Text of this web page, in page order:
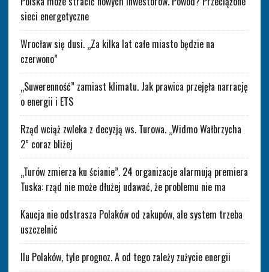
sieci energetyczne
Wrocław się dusi. „Za kilka lat całe miasto będzie na
czerwono”
„Suwerenność” zamiast klimatu. Jak prawica przejęła narrację
o energii i ETS
Rząd wciąż zwleka z decyzją ws. Turowa. „Widmo Wałbrzycha
2” coraz bliżej
„Turów zmierza ku ścianie”. 24 organizacje alarmują premiera
Tuska: rząd nie może dłużej udawać, że problemu nie ma
Kaucja nie odstrasza Polaków od zakupów, ale system trzeba
uszczelnić
Ilu Polaków, tyle prognoz. A od tego zależy zużycie energii